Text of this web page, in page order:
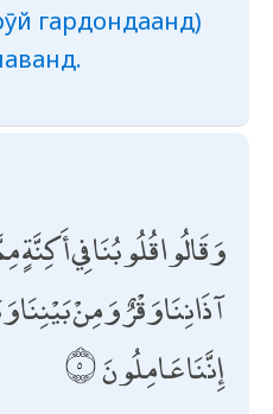
гардондаанд)
وَقَالُوا قُلُوبُنَا فِي أَكِنَّةٍ
آذَانِنَا وَقْرٌ وَمِنْ
إِنَّنَا عَامِلُونَ